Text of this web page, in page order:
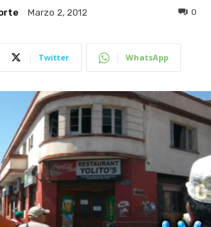
Marzo 2, 2012 0
Twitter WhatsApp